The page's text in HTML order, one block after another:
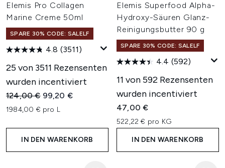
Elemis Pro Collagen
Marine Creme 50ml
SPARE 30% CODE: SALELF
4.8 (3511)
25 von 3511 Rezensenten
wurden incentiviert
Unverbindliche Preisempfehlung:
124,00 € Aktueller Preis:
99,20 €
1984,00 € pro L
IN DEN WARENKORB
Elemis Superfood Alpha-
Hydroxy-Säuren Glanz-
Reinigungsbutter 90 g
SPARE 30% CODE: SALELF
4.4 (592)
11 von 592 Rezensenten
wurden incentiviert
47,00 €
522,22 € pro KG
IN DEN WARENKORB